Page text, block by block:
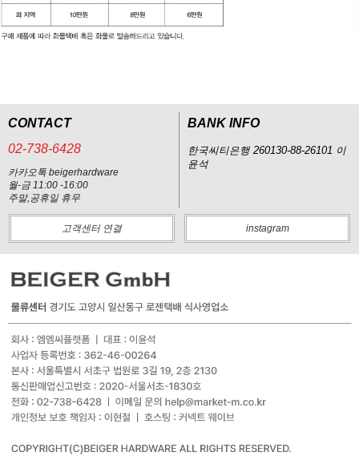
CONTACT
02-738-6428
카카오톡 beigerhardware
월-금 11:00 -16:00
주말,공휴일 휴무
BANK INFO
한국씨티은행 260130-88-26101 이
윤석
고객센터 연결 instagram